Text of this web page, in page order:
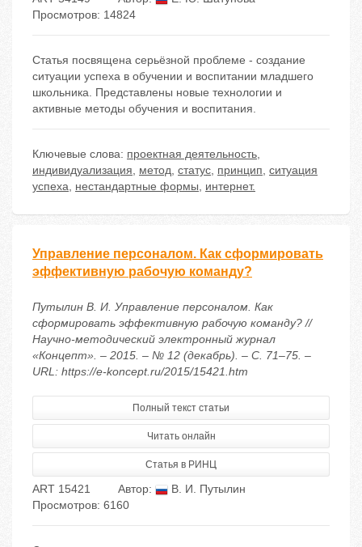
Просмотров: 14824
Статья посвящена серьёзной проблеме - создание
ситуации успеха в обучении и воспитании младшего
школьника. Представлены новые технологии и
активные методы обучения и воспитания.
Ключевые слова: проектная деятельность,
индивидуализация, метод, статус, принцип, ситуация
успеха, нестандартные формы, интернет.
Управление персоналом. Как сформировать
эффективную рабочую команду?
Путылин В. И. Управление персоналом. Как
сформировать эффективную рабочую команду? //
Научно-методический электронный журнал
«Концепт». – 2015. – № 12 (декабрь). – С. 71–75. –
URL: https://e-koncept.ru/2015/15421.htm
Полный текст статьи
Читать онлайн
Статья в РИНЦ
ART 15421 Автор:
В. И. Путылин
Просмотров: 6160